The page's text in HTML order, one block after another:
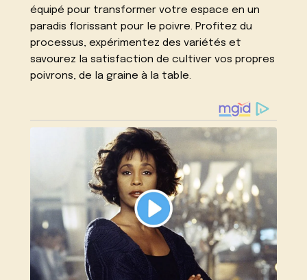
équipé pour transformer votre espace en un
paradis florissant pour le poivre. Profitez du
processus, expérimentez des variétés et
savourez la satisfaction de cultiver vos propres
poivrons, de la graine à la table.